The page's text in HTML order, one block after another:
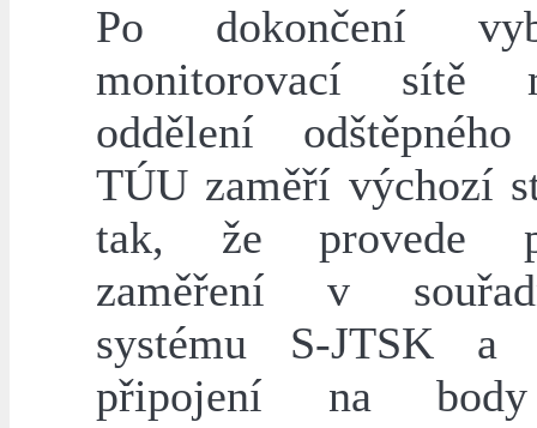
Po dokončení
monitorovací sítě
oddělení
TÚU zaměří výchozí
tak, že provede
zaměření v
systému S-JTSK a
připojení na